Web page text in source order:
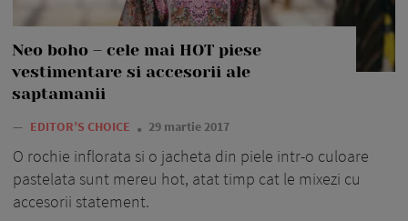
Neo boho – cele mai HOT piese
vestimentare si accesorii ale
saptamanii
— EDITOR’S CHOICE 29 martie 2017
O rochie inflorata si o jacheta din piele intr-o culoare
pastelata sunt mereu hot, atat timp cat le mixezi cu
accesorii statement.